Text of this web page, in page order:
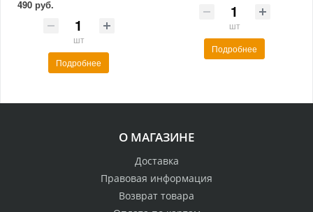
490 руб.
шт
Подробнее
шт
Подробнее
О МАГАЗИНЕ
Доставка
Правовая информация
Возврат товара